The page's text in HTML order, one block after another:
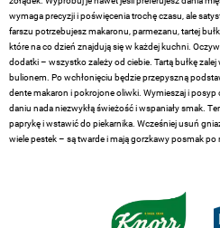
wymaga precyzji i poświęcenia trochę czasu, ale
farszu potrzebujesz makaronu, parmezanu, tartej
które na co dzień znajdują się w każdej kuchni.
dodatki – wszystko zależy od ciebie. Tartą bułkę
bulionem. Po wchłonięciu będzie przepyszną
dente makaron i pokrojone oliwki. Wymieszaj i posyp
daniu nada niezwykłą świeżość i wspaniały smak.
paprykę i wstawić do piekarnika. Wcześniej usuń
wiele pestek – są twarde i mają gorzkawy posmak po